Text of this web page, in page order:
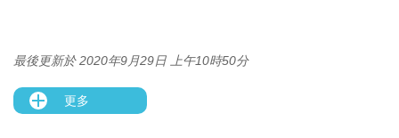
最後更新於 2020年9月29日 上午10時50分
更多